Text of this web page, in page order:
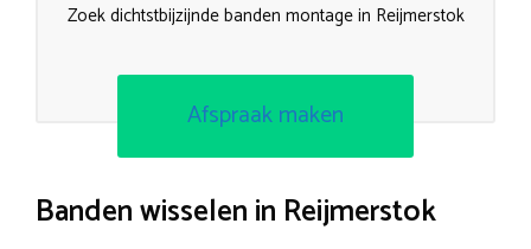
Zoek dichtstbijzijnde banden montage in Reijmerstok
Afspraak maken
Banden wisselen in Reijmerstok